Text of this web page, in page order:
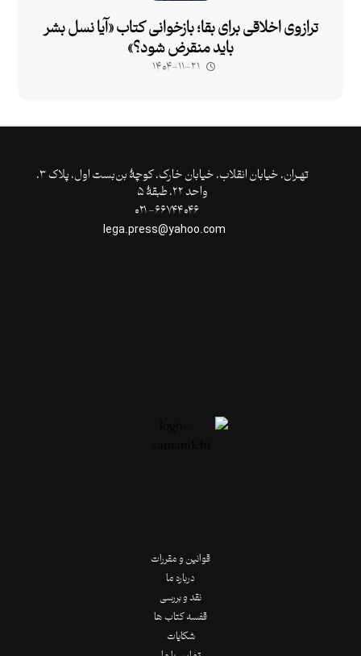
ترازوی اخلاقی برای بقا؛ بازخوانی کتاب «آیا نسل بشر
باید منقرض شود؟»
۱۴۰۴-۱۱-۲۱
تهـران،‌ خیابان انقلاب، خیابان خارک، کوچۀ بن‌بست اول، پلاک ۳،
واحد ۲۲، طبقۀ ۵
قوانین و مقررات
درباره ما
نقد و بررسی
قفسه کتاب ها
شکایات